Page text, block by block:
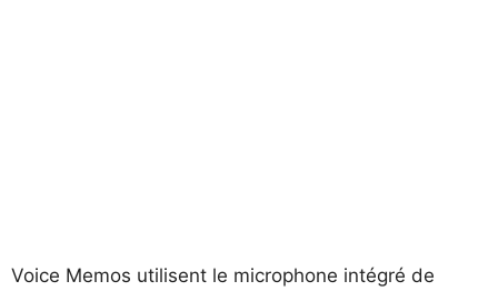
Voice Memos utilisent le microphone intégré de